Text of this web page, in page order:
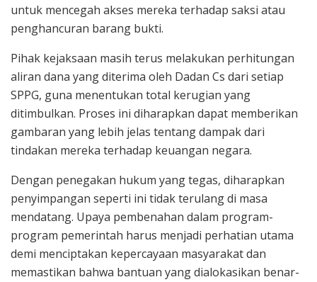
untuk mencegah akses mereka terhadap saksi atau
penghancuran barang bukti.
Pihak kejaksaan masih terus melakukan perhitungan
aliran dana yang diterima oleh Dadan Cs dari setiap
SPPG, guna menentukan total kerugian yang
ditimbulkan. Proses ini diharapkan dapat memberikan
gambaran yang lebih jelas tentang dampak dari
tindakan mereka terhadap keuangan negara.
Dengan penegakan hukum yang tegas, diharapkan
penyimpangan seperti ini tidak terulang di masa
mendatang. Upaya pembenahan dalam program-
program pemerintah harus menjadi perhatian utama
demi menciptakan kepercayaan masyarakat dan
memastikan bahwa bantuan yang dialokasikan benar-